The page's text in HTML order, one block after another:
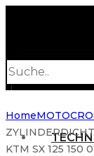
search
Home
KTM SX 125 150